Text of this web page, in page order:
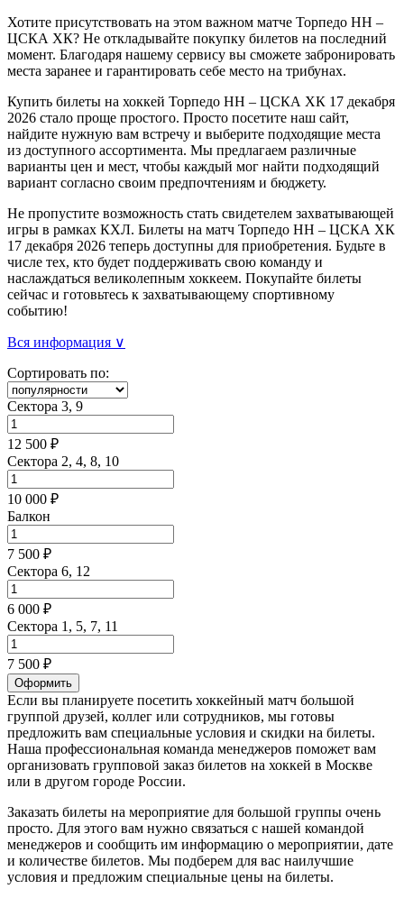
Хотите присутствовать на этом важном матче Торпедо НН –
ЦСКА ХК? Не откладывайте покупку билетов на последний
момент. Благодаря нашему сервису вы сможете забронировать
места заранее и гарантировать себе место на трибунах.
Купить билеты на хоккей Торпедо НН – ЦСКА ХК 17 декабря
2026 стало проще простого. Просто посетите наш сайт,
найдите нужную вам встречу и выберите подходящие места
из доступного ассортимента. Мы предлагаем различные
варианты цен и мест, чтобы каждый мог найти подходящий
вариант согласно своим предпочтениям и бюджету.
Не пропустите возможность стать свидетелем захватывающей
игры в рамках КХЛ. Билеты на матч Торпедо НН – ЦСКА ХК
17 декабря 2026 теперь доступны для приобретения. Будьте в
числе тех, кто будет поддерживать свою команду и
наслаждаться великолепным хоккеем. Покупайте билеты
сейчас и готовьтесь к захватывающему спортивному
событию!
Вся информация ∨
Сортировать по:
Сектора 3, 9
12 500 ₽
Сектора 2, 4, 8, 10
10 000 ₽
Балкон
7 500 ₽
Сектора 6, 12
6 000 ₽
Сектора 1, 5, 7, 11
7 500 ₽
Оформить
Если вы планируете посетить хоккейный матч большой
группой друзей, коллег или сотрудников, мы готовы
предложить вам специальные условия и скидки на билеты.
Наша профессиональная команда менеджеров поможет вам
организовать групповой заказ билетов на хоккей в Москве
или в другом городе России.
Заказать билеты на мероприятие для большой группы очень
просто. Для этого вам нужно связаться с нашей командой
менеджеров и сообщить им информацию о мероприятии, дате
и количестве билетов. Мы подберем для вас наилучшие
условия и предложим специальные цены на билеты.